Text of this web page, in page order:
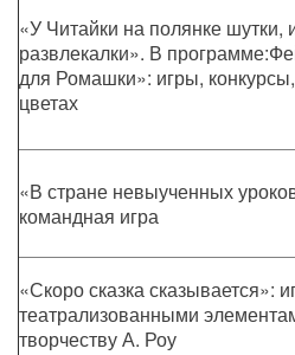
«У Читайки на полянке шутки,
развлекалки». В
для Ромашки»: игры,
цветах
«В стране невыученных
командная игра
«Скоро сказка сказывается»:
театрализованными
творчеству А. Роу